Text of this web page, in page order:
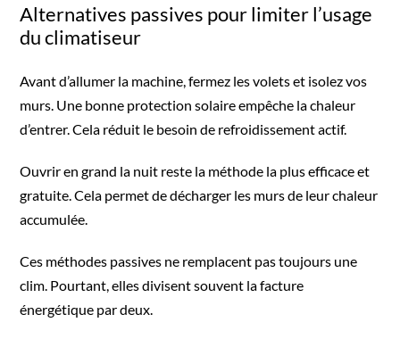
Alternatives passives pour limiter l’usage
du climatiseur
Avant d’allumer la machine, fermez les volets et isolez vos
murs. Une bonne protection solaire empêche la chaleur
d’entrer. Cela réduit le besoin de refroidissement actif.
Ouvrir en grand la nuit reste la méthode la plus efficace et
gratuite. Cela permet de décharger les murs de leur chaleur
accumulée.
Ces méthodes passives ne remplacent pas toujours une
clim. Pourtant, elles divisent souvent la facture
énergétique par deux.